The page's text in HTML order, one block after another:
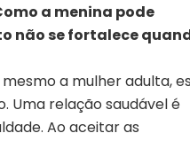
a menina pode
não se fortalece
a mulher adulta,
Uma relação saudável é
Ao aceitar as